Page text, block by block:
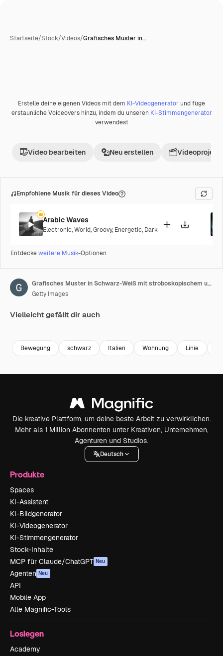
Startseite/Stock/Videos/Grafisches Muster in…
Premium
Erstelle deine eigenen Videos mit dem KI-Videogenerator und füge
erstaunliche Voiceovers hinzu, indem du unseren KI-Stimmengenerator
verwendest
Video bearbeiten Neu erstellen Videoprojekt
Empfohlene Musik für dieses Video
Arabic Waves
Electronic,World,Groovy, Energetic, Dark
Entdeckeweitere Musik-Optionen
Grafisches Muster in Schwarz-Weiß mit stroboskopischem und hypnotischem Effekt, das sich vergrößert und dann wieder verkleinert.
Getty Images
Vielleicht gefällt dir auch
Bewegung schwarz Italien Wohnung Linie
Die kreative Plattform, um deine beste Arbeit zu verwirklichen.
Mehr als 1 Million Abonnenten unter Kreativen, Unternehmen,
Agenturen und Studios.
Deutsch
Produkte
Spaces
KI-Assistent
KI-Bildgenerator
KI-Videogenerator
KI-Stimmengenerator
Stock-Inhalte
MCP für Claude/ChatGPT Neu
Agenten Neu
API
Mobile App
Alle Magnific-Tools
Loslegen
Academy